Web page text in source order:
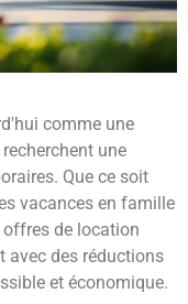
comme une
une
Que ce soit
vacances en famille
de location
avec des réductions
et économique.